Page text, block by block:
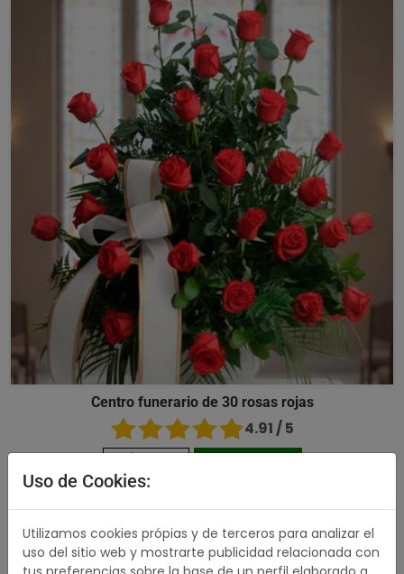
Centro funerario de 30 rosas rojas
4.91 / 5
176,00 € Comprar
489,00 €
Uso de Cookies:
Utilizamos cookies própias y de terceros para analizar el
uso del sitio web y mostrarte publicidad relacionada con